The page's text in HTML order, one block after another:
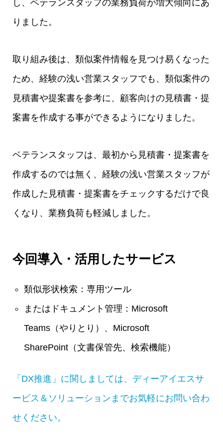
し、ベテランスタッフの業務負荷が増大傾向にあ
りました。
取り組み後は、類似案件情報を見つけ易くなった
ため、経験の浅い営業スタッフでも、類似案件の
見積書や提案書を参考に、顧客向けの見積書・提
案書を作成する事ができるようになりました。
ベテランスタッフは、最初から見積書・提案書を
作成するのでは無く、経験の浅い営業スタッフが
作成した見積書・提案書をチェックするだけで良
くなり、業務負荷も軽減しました。
今回導入・活用したサービス
類似形状検索：専用ツール
またはドキュメント管理：Microsoft
Teams（やりとり）、Microsoft
SharePoint（文書保管先、検索機能）
「DX推進」に関しましては、ディーアイエスサ
ービス＆ソリューションまでお気軽にお問い合わ
せください。